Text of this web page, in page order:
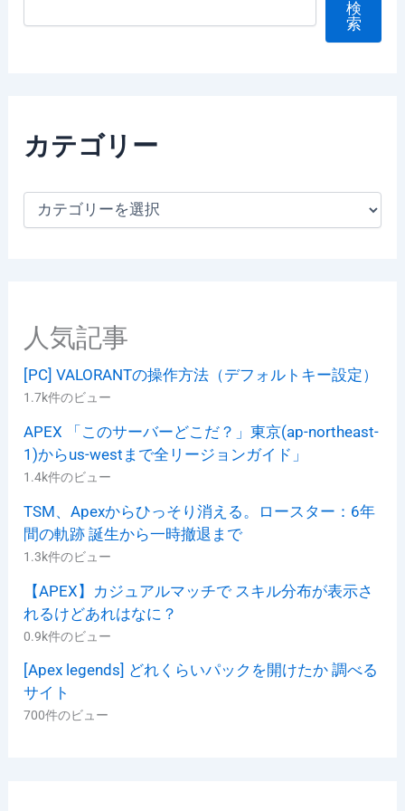
検
索
カテゴリー
人気記事
[PC] VALORANTの操作方法（デフォルトキー設定）
1.7k件のビュー
APEX 「このサーバーどこだ？」東京(ap-northeast-
1)からus-westまで全リージョンガイド」
1.4k件のビュー
TSM、Apexからひっそり消える。ロースター：6年
間の軌跡 誕生から一時撤退まで
1.3k件のビュー
【APEX】カジュアルマッチで スキル分布が表示さ
れるけどあれはなに？
0.9k件のビュー
[Apex legends] どれくらいパックを開けたか 調べる
サイト
700件のビュー